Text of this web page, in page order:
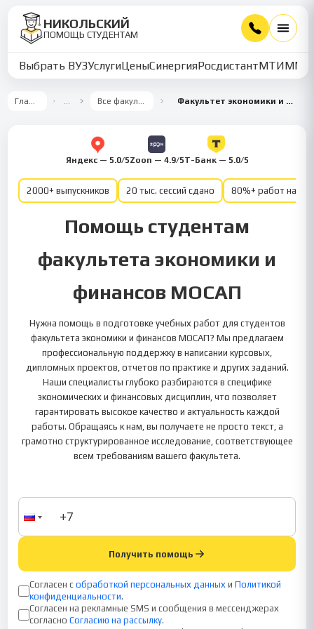
НИКОЛЬСКИЙ
ПОМОЩЬ СТУДЕНТАМ
Выбрать ВУЗУслугиЦеныСинергияРосдистантМТИММУ
Главная … Все факультеты Факультет экономики и финансов
Яндекс — 5.0/5Zoon — 4.9/5Т-Банк — 5.0/5
2000+ выпускников 20 тыс. сессий сдано 80%+ работ на
Помощь студентам
факультета экономики и
финансов МОСАП
Нужна помощь в подготовке учебных работ для студентов
факультета экономики и финансов МОСАП? Мы предлагаем
профессиональную поддержку в написании курсовых,
дипломных проектов, отчетов по практике и других заданий.
Наши специалисты глубоко разбираются в специфике
экономических и финансовых дисциплин, что позволяет
гарантировать высокое качество и актуальность каждой
работы. Обращаясь к нам, вы получаете не просто текст, а
грамотно структурированное исследование, соответствующее
всем требованиям вашего факультета.
Получить помощь
Согласен с обработкой персональных данных и Политикой
конфиденциальности.
Согласен на рекламные SMS и сообщения в мессенджерах
согласно Согласию на рассылку.